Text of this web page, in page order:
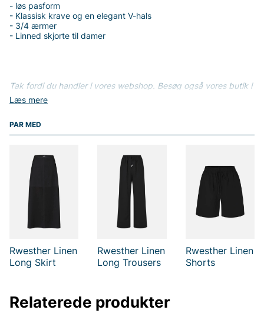
Læs mere
- løs pasform
- Klassisk krave og en elegant V-hals
- 3/4 ærmer
- Linned skjorte til damer
Tak fordi du handler i vores webshop. Besøg også vores butik i
Vingåker.
PAR MED
Rwesther Linen
Long Skirt
Rwesther Linen
Long Trousers
Rwesther Linen
Shorts
Relaterede produkter